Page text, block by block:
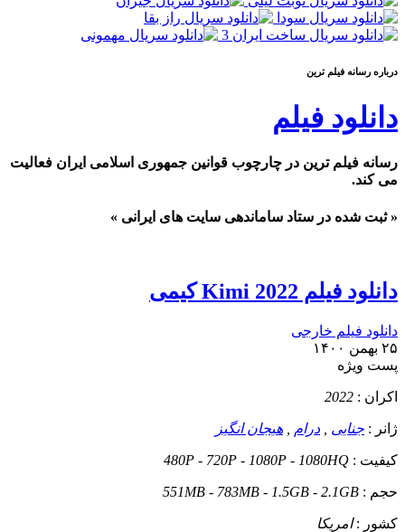
درباره رسانه فيلم ترين
دانلود فیلم
رسانه فیلم ترین در چارچوب قوانین جمهوری اسلامی ایران فعالیت
می کند.
« ثبت شده در ستاد ساماندهی سایت های ایرانی »
دانلود فیلم Kimi 2022 کیمی
دانلود فیلم خارجی
۲۵ بهمن ۱۴۰۰
پست ويژه
اکران : 2022
ژانر : جنایی درام هیجان انگیز
کيفيت : 480P - 720P - 1080P - 1080HQ
حجم : 551MB - 783MB - 1.5GB - 2.1GB
کشور :امریکا